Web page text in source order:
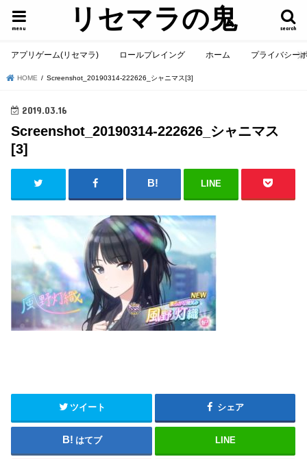
リセマラの鬼 search
menu
アプリゲーム(リセマラ) ロールプレイング ホーム プライバシー
HOME Screenshot_20190314-222626_シャニマス[3]
2019.03.16
Screenshot_20190314-222626_シャニマス
[3]
LINE
ツイート シェア
はてブ LINE